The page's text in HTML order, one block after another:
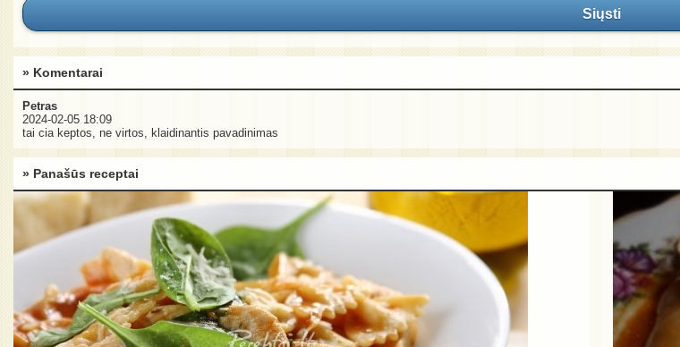
Siųsti
» Komentarai
Petras
2024-02-05 18:09
tai cia keptos, ne virtos, klaidinantis pavadinimas
» Panašūs receptai